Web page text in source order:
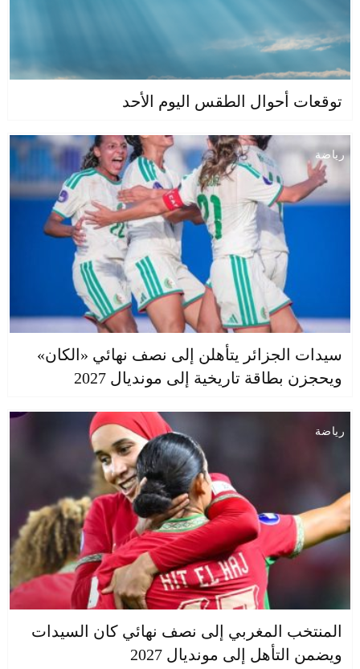
توقعات أحوال الطقس اليوم الأحد
رياضة
سيدات الجزائر يتأهلن إلى نصف نهائي «الكان»
ويحجزن بطاقة تاريخية إلى مونديال 2027
رياضة
المنتخب المغربي إلى نصف نهائي كان السيدات
ويضمن التأهل إلى مونديال 2027